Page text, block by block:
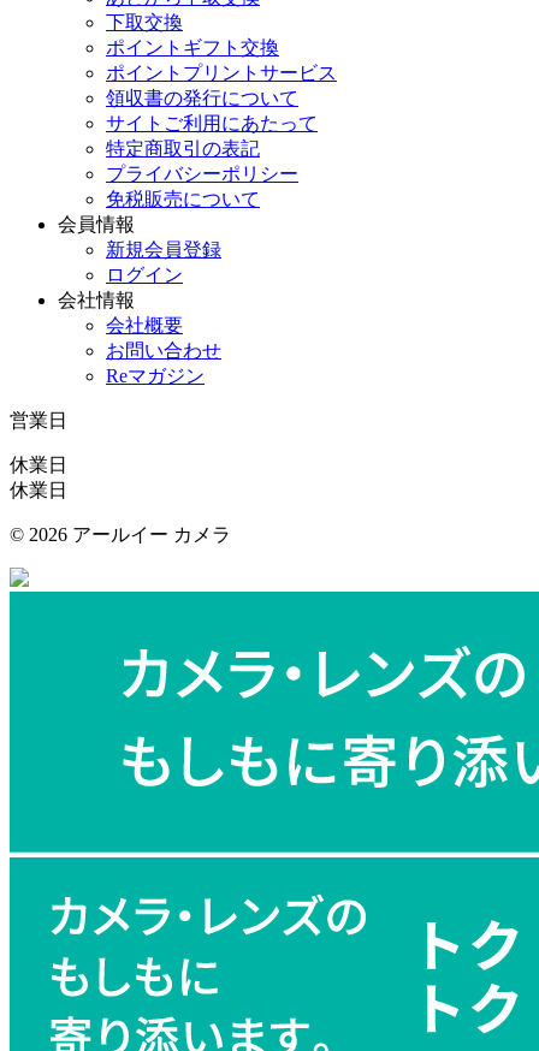
下取交換
ポイントギフト交換
ポイントプリントサービス
領収書の発行について
サイトご利用にあたって
特定商取引の表記
プライバシーポリシー
免税販売について
会員情報
新規会員登録
ログイン
会社情報
会社概要
お問い合わせ
Reマガジン
営業日
休業日
休業日
© 2026 アールイー カメラ